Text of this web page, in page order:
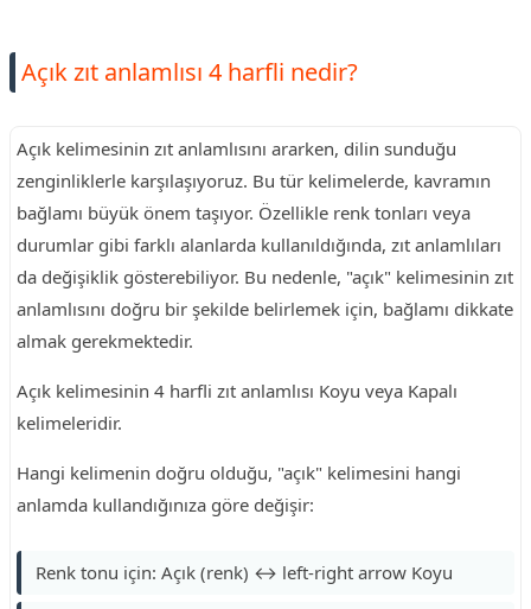
Açık zıt anlamlısı 4 harfli nedir?
Açık kelimesinin zıt anlamlısını ararken, dilin sunduğu
zenginliklerle karşılaşıyoruz. Bu tür kelimelerde, kavramın
bağlamı büyük önem taşıyor. Özellikle renk tonları veya
durumlar gibi farklı alanlarda kullanıldığında, zıt anlamlıları
da değişiklik gösterebiliyor. Bu nedenle, "açık" kelimesinin zıt
anlamlısını doğru bir şekilde belirlemek için, bağlamı dikkate
almak gerekmektedir.
Açık kelimesinin 4 harfli zıt anlamlısı Koyu veya Kapalı
kelimeleridir.
Hangi kelimenin doğru olduğu, "açık" kelimesini hangi
anlamda kullandığınıza göre değişir:
Renk tonu için: Açık (renk) ↔ left-right arrow Koyu